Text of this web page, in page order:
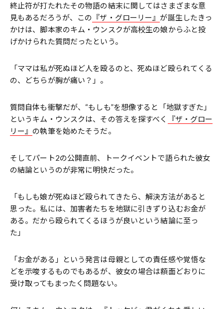
終止符が打たれたその物語の結末に関してはさまざまな意
見もあるだろうが、この 『ザ・グローリー』 が誕生したきっ
かけは、脚本家のキム・ウンスクが高校生の娘からふと投
げかけられた質問だったという。
「ママは私が死ぬほど人を殴るのと、死ぬほど殴られてくる
の、どちらが胸が痛い？」。
質問自体も衝撃だが、“もしも”を想像すると「地獄すぎた」
というキム・ウンスクは、その答えを探すべく
『ザ・グロー
リー』 の執筆を始めたそうだ。
そしてパート2の公開直前、トークイベントで語られた彼女
の結論というのが非常に明快だった。
「もしも娘が死ぬほど殴られてきたら、解決方法があると
思った。私には、加害者たちを地獄に引きずり込むお金が
ある。だから殴られてくるほうが良いという結論に至っ
た」
「お金がある」という発言は母親としての責任感や覚悟な
どを示唆するものでもあるが、彼女の場合は額面どおりに
受け取ってもまったく問題ない。